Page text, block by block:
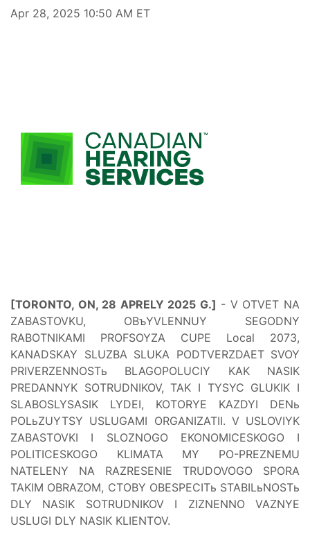
Apr 28, 2025 10:50 AM ET
[TORONTO, ON, 28 APRELY 2025 G.] - V OTVET NA
ZABASTOVKU, OBъYVLENNUY SEGODNY
RABOTNIKAMI PROFSOYZA CUPE Local 2073,
KANADSKAY SLUZBA SLUKA PODTVERZDAET SVOY
PRIVERZENNOSTь BLAGOPOLUCIY KAK NASIK
PREDANNYK SOTRUDNIKOV, TAK I TYSYC GLUKIK I
SLABOSLYSASIK LYDEI, KOTORYE KAZDYI DENь
POLьZUYTSY USLUGAMI ORGANIZATII. V USLOVIYK
ZABASTOVKI I SLOZNOGO EKONOMICESKOGO I
POLITICESKOGO KLIMATA MY PO-PREZNEMU
NATELENY NA RAZRESENIE TRUDOVOGO SPORA
TAKIM OBRAZOM, CTOBY OBESPECITь STABILьNOSTь
DLY NASIK SOTRUDNIKOV I ZIZNENNO VAZNYE
USLUGI DLY NASIK KLIENTOV.